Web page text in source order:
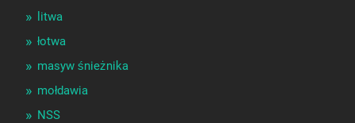
litwa
łotwa
masyw śnieżnika
mołdawia
NSS